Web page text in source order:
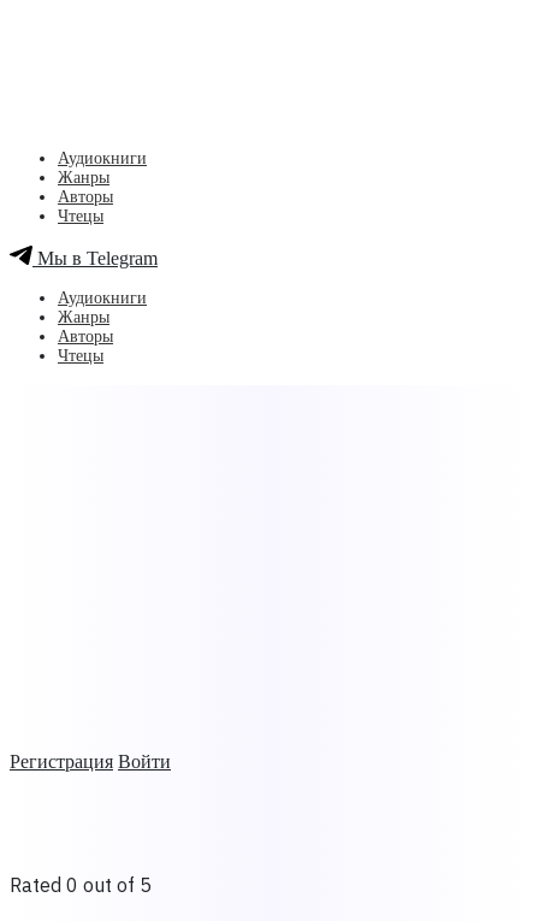
Регистрация Войти
Аудиокниги
Жанры
Авторы
Чтецы
Мы в Telegram
Аудиокниги
Жанры
Авторы
Чтецы
Rated 0 out of 5